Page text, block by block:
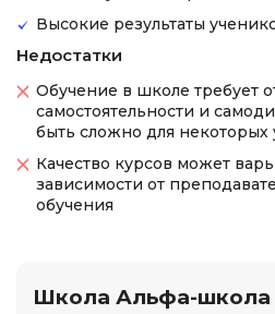
Высокие результаты
Недостатки
Обучение в школе требует
самостоятельности и
быть сложно для некоторых
Качество курсов может
зависимости от
обучения
Школа Альфа-школа